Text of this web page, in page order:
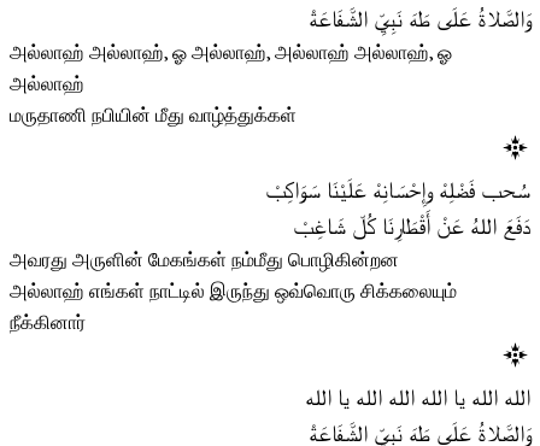
وَالصَّلاةُ عَلَى طَهَ نَبِيِّ الشَّفَاعَةْ
அல்லாஹ் அல்லாஹ், ஓ அல்லாஹ், அல்லாஹ் அல்லாஹ், ஓ
அல்லாஹ்
மருதாணி நபியின் மீது வாழ்த்துக்கள்
سُحب فَضْلِهْ وإِحْسَانِهْ عَلَيْنَا سَوَاكِبْ
دَفَعَ اللهُ عَنْ أَقْطَارِنَا كُلّ شَاغِبْ
அவரது அருளின் மேகங்கள் நம்மீது பொழிகின்றன
அல்லாஹ் எங்கள் நாட்டில் இருந்து ஒவ்வொரு சிக்கலையும்
நீக்கினார்
الله الله يا الله الله الله يا الله
وَالصَّلاةُ عَلَى طَهَ نَبِيِّ الشَّفَاعَةْ